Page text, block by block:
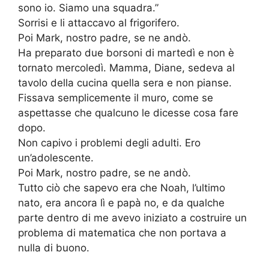
sono io. Siamo una squadra.”
Sorrisi e li attaccavo al frigorifero.
Poi Mark, nostro padre, se ne andò.
Ha preparato due borsoni di martedì e non è
tornato mercoledì. Mamma, Diane, sedeva al
tavolo della cucina quella sera e non pianse.
Fissava semplicemente il muro, come se
aspettasse che qualcuno le dicesse cosa fare
dopo.
Non capivo i problemi degli adulti. Ero
un’adolescente.
Poi Mark, nostro padre, se ne andò.
Tutto ciò che sapevo era che Noah, l’ultimo
nato, era ancora lì e papà no, e da qualche
parte dentro di me avevo iniziato a costruire un
problema di matematica che non portava a
nulla di buono.